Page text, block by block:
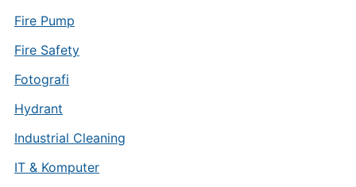
Fire Pump
Fire Safety
Fotografi
Hydrant
Industrial Cleaning
IT & Komputer